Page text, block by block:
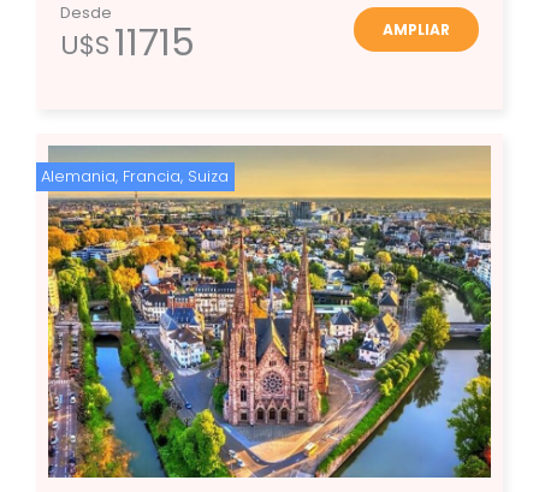
Desde
U$S11715 AMPLIAR
Alemania, Francia, Suiza